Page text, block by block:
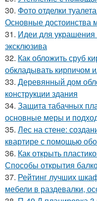
30. Фото отделки
Основные достоинства
31. Идеи для украшения
эксклюзива
32. Как обложить сруб
обкладывать кирпичом
33. Деревянный дом
конструкции здания
34. Защита табачных
основные меры и
35. Лес на стене:
квартире с помощью
36. Как открыть
Способы открытия
37. Рейтинг лучших
мебели в раздевалки,